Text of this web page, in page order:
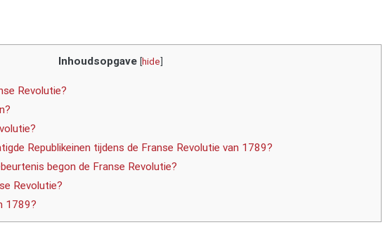
Inhoudsopgave [hide]
Revolutie?
Republikeinen tijdens de Franse Revolutie van 1789?
begon de Franse Revolutie?
Revolutie?
1789?